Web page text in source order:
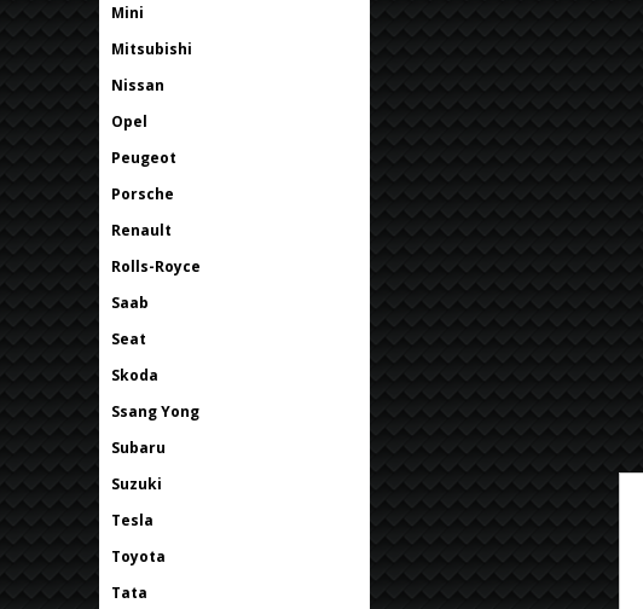
Mini
Mitsubishi
Nissan
Opel
Peugeot
Porsche
Renault
Rolls-Royce
Saab
Seat
Skoda
Ssang Yong
Subaru
Suzuki
Tesla
Toyota
Tata